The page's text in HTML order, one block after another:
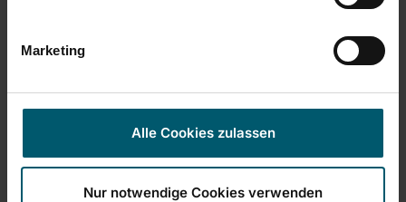
Marketing
Alle Cookies zulassen
Nur notwendige Cookies verwenden
Alternativ
statt
Essig. Beim Reinigen von Teppichböden gilt
Fliesen: Was Nässe angeht, so sind Fliesen
wesentlich unempfindlicher als Parkett oder
Teppich. Doch auch hier sind Salzflecken
nicht sonderlich schön anzusehen. Zudem